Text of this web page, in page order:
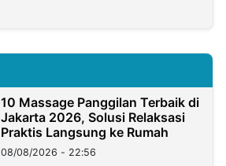
10 Massage Panggilan Terbaik di
Jakarta 2026, Solusi Relaksasi
Praktis Langsung ke Rumah
08/08/2026 - 22:56